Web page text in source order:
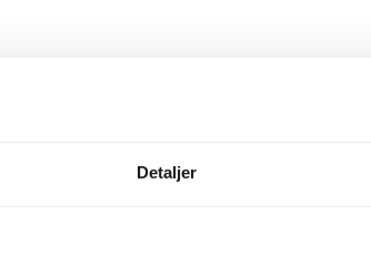
Detaljer